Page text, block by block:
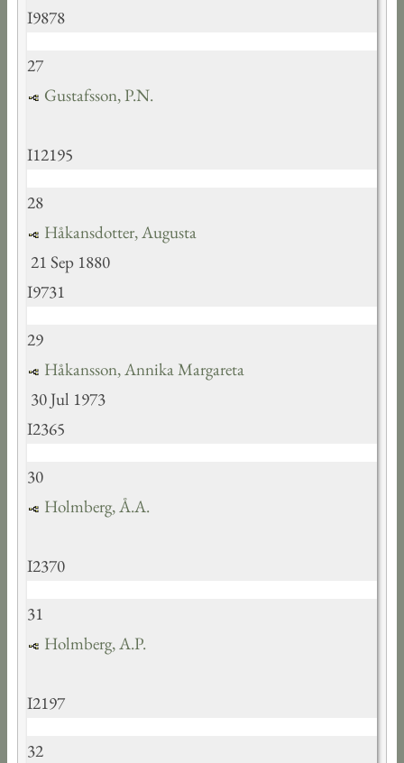
I9878
27
Gustafsson, P.N.
I12195
28
Håkansdotter, Augusta
21 Sep 1880
I9731
29
Håkansson, Annika Margareta
30 Jul 1973
I2365
30
Holmberg, Å.A.
I2370
31
Holmberg, A.P.
I2197
32